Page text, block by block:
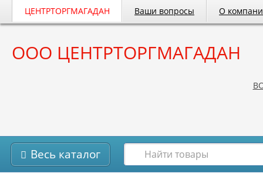
ЦЕНТРТОРГМАГАДАН Ваши вопросы О
ООО ЦЕНТРТОРГМАГАДАН
Весь каталог